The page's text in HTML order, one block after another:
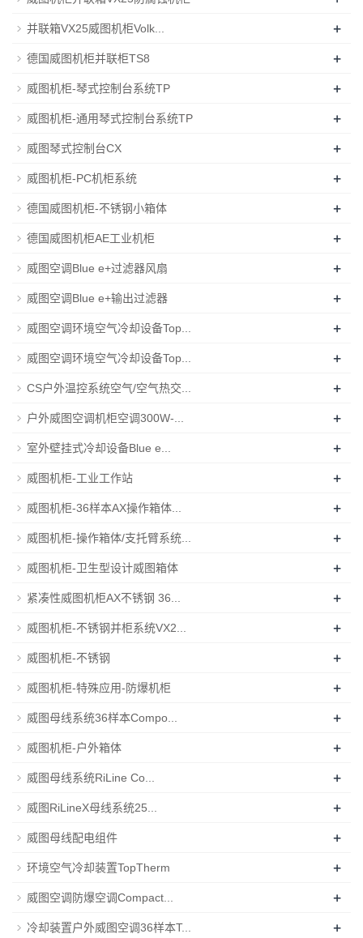
并联箱VX25威图机柜Volk... +
德国威图机柜并联柜TS8 +
威图机柜-琴式控制台系统TP +
威图机柜-通用琴式控制台系统TP +
威图琴式控制台CX +
威图机柜-PC机柜系统 +
德国威图机柜-不锈钢小箱体 +
德国威图机柜AE工业机柜 +
威图空调Blue e+过滤器风扇 +
威图空调Blue e+输出过滤器 +
威图空调环境空气冷却设备Top... +
威图空调环境空气冷却设备Top... +
CS户外温控系统空气/空气热交... +
户外威图空调机柜空调300W-... +
室外壁挂式冷却设备Blue e... +
威图机柜-工业工作站 +
威图机柜-36样本AX操作箱体... +
威图机柜-操作箱体/支托臂系统... +
威图机柜-卫生型设计威图箱体 +
紧凑性威图机柜AX不锈钢 36... +
威图机柜-不锈钢并柜系统VX2... +
威图机柜-不锈钢 +
威图机柜-特殊应用-防爆机柜 +
威图母线系统36样本Compo... +
威图机柜-户外箱体 +
威图母线系统RiLine Co... +
威图RiLineX母线系统25... +
威图母线配电组件 +
环境空气冷却装置TopTherm +
威图空调防爆空调Compact... +
冷却装置户外威图空调36样本T... +